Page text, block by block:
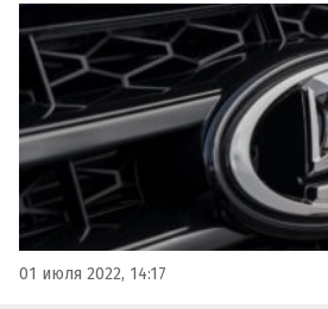
сообщили Autonews.ru два
источника, близких к концерну.
01 июля 2022, 14:17